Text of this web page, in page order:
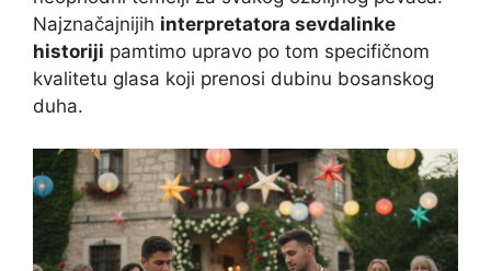
Najznačajnijih interpretatora sevdalinke
historiji pamtimo upravo po tom specifičnom
kvalitetu glasa koji prenosi dubinu bosanskog
duha.